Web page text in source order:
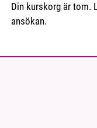
Din kurskorg är tom.
ansökan.